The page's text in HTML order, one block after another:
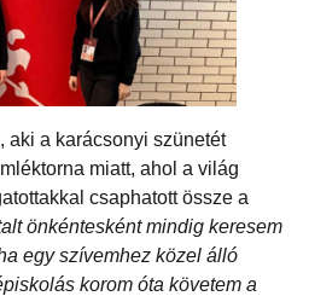
aki a karácsonyi szünetét
miatt, ahol a világ
csaphatott össze a
önkéntesként mindig keresem
egy szívemhez közel álló
korom óta követem a